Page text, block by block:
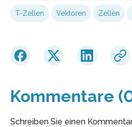
T-Zellen Vektoren Zellen
Kommentare
Schreiben Sie einen